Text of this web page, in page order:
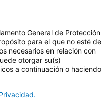
General de Protección
para el que no esté de
necesarios en relación con
otorgar su(s)
a continuación o haciendo